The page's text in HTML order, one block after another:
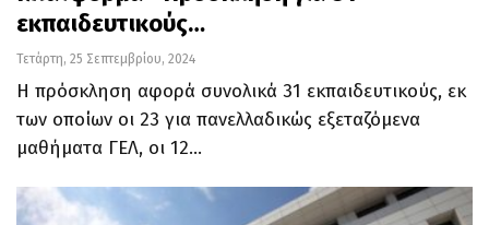
εκπαιδευτικούς…
Τετάρτη, 25 Σεπτεμβρίου, 2024
Η πρόσκληση αφορά συνολικά 31 εκπαιδευτικούς, εκ
των οποίων οι 23 για πανελλαδικώς εξεταζόμενα
μαθήματα ΓΕΛ, οι 12…